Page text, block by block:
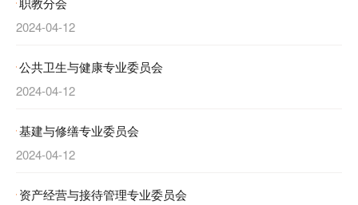
2024-04-12
公共卫生与健康专业委员会
2024-04-12
基建与修缮专业委员会
2024-04-12
资产经营与接待管理专业委员会